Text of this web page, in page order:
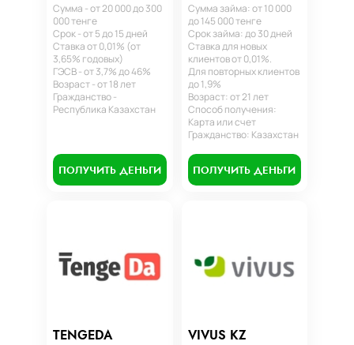
Сумма - от 20 000 до 300
000 тенге
Срок - от 5 до 15 дней
Ставка от 0,01% (от
3,65% годовых)
ГЭСВ - от 3,7% до 46%
Возраст - от 18 лет
Гражданство -
Республика Казахстан
ПОЛУЧИТЬ ДЕНЬГИ
Сумма займа: от 10 000
до 145 000 тенге
Срок займа: до 30 дней
Ставка для новых
клиентов от 0,01%.
Для повторных клиентов
до 1,9%
Возраст: от 21 лет
Способ получения:
Карта или счет
Гражданство: Казахстан
ПОЛУЧИТЬ ДЕНЬГИ
TENGEDA VIVUS KZ